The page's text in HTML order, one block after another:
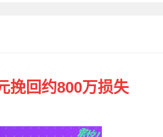
挽回约800万损失